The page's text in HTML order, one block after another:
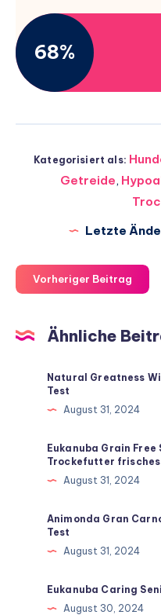
68%
Kategorisiert als:
Getreide,
Letzte
Vorheriger Beitrag
Ähnliche
Natural Greatness
Test
August 31, 2024
Eukanuba Grain
Trockefutter frisches
August 31, 2024
Animonda Gran
Test
August 31, 2024
Eukanuba Caring
August 30, 2024